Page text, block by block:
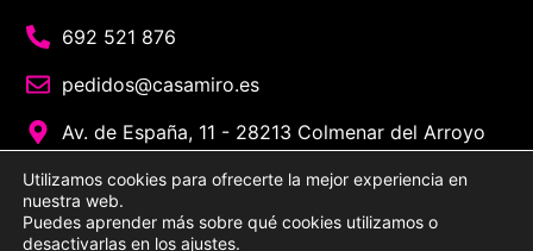
692 521 876
pedidos@casamiro.es
Av. de España, 11 - 28213 Colmenar del Arroyo
Utilizamos cookies para ofrecerte la mejor experiencia en
nuestra web.
Puedes aprender más sobre qué cookies utilizamos o
desactivarlas en los ajustes.